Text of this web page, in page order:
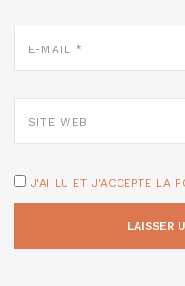
MAIL
WEB
J'AI LU ET J'ACCEPTE LA